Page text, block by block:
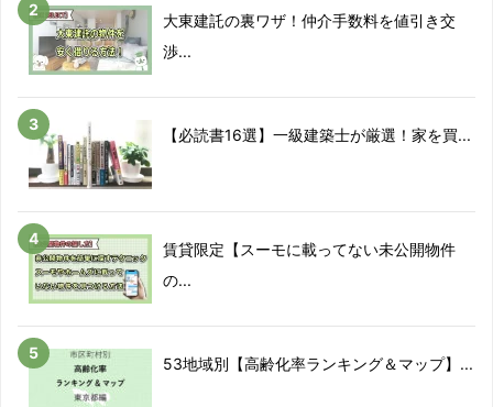
大東建託の裏ワザ！仲介手数料を値引き交
渉...
【必読書16選】一級建築士が厳選！家を買...
賃貸限定【スーモに載ってない未公開物件
の...
53地域別【高齢化率ランキング＆マップ】...